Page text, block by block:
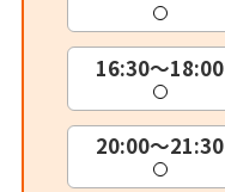
16:30～18:00
20:00～21:30